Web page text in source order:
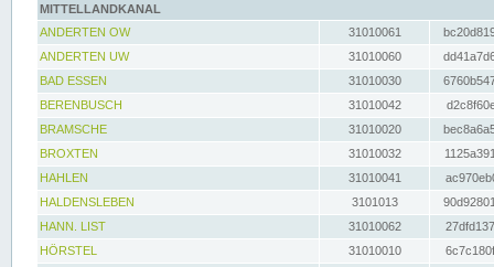
MITTELLANDKANAL
ANDERTEN OW
31010061
ANDERTEN UW
31010060
BAD ESSEN
31010030
BERENBUSCH
31010042
BRAMSCHE
31010020
BROXTEN
31010032
HAHLEN
31010041
HALDENSLEBEN
3101013
HANN. LIST
31010062
HÖRSTEL
31010010